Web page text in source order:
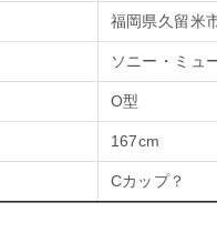
福岡県久留米
ソニー・ミュ
O型
167cm
Cカップ？